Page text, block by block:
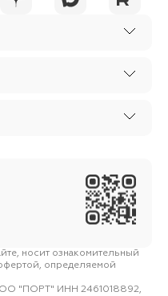
носит ознакомительный
определяемой
"ПОРТ" ИНН 2461018892,